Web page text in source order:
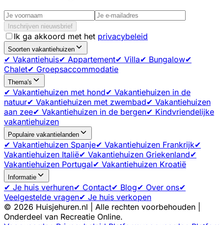
Inschrijven nieuwsbrief
Ik ga akkoord met het privacybeleid
Soorten vakantiehuizen
✔ Vakantiehuis✔ Appartement✔ Villa✔ Bungalow✔
Chalet✔ Groepsaccommodatie
Thema's
✔ Vakantiehuizen met hond✔ Vakantiehuizen in de
natuur✔ Vakantiehuizen met zwembad✔ Vakantiehuizen
aan zee✔ Vakantiehuizen in de bergen✔ Kindvriendelijke
vakantiehuizen
Populaire vakantielanden
✔ Vakantiehuizen Spanje✔ Vakantiehuizen Frankrijk✔
Vakantiehuizen Italië✔ Vakantiehuizen Griekenland✔
Vakantiehuizen Portugal✔ Vakantiehuizen Kroatië
Informatie
✔ Je huis verhuren✔ Contact✔ Blog✔ Over ons✔
Veelgestelde vragen✔ Je huis verkopen
© 2026 Huisjehuren.nl | Alle rechten voorbehouden |
Onderdeel van Recreatie Online.